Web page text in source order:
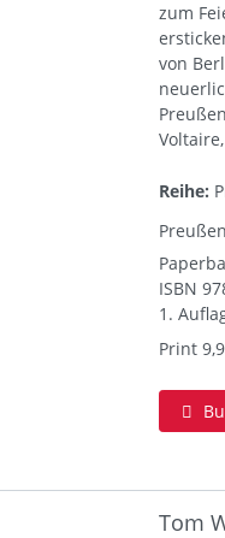
zum
von
Reihe:
ISBN
1.
Print
Tom